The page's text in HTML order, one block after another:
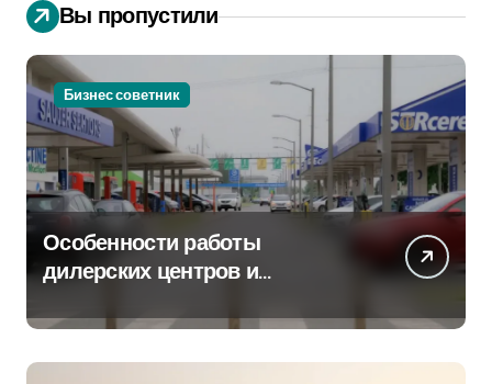
Вы пропустили
Бизнес советник
Особенности работы
дилерских центров и
крупных проспектах